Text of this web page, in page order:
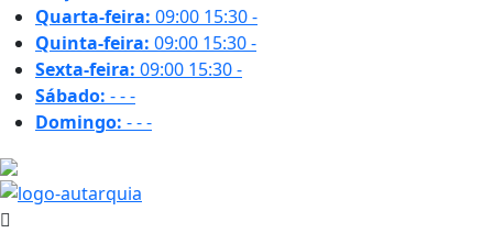
Quarta-feira: 09:00 15:30-
Quinta-feira: 09:00 15:30-
Sexta-feira: 09:00 15:30-
Sábado: ---
Domingo: ---